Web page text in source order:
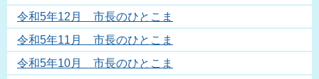
令和5年12月 市長のひとこま
令和5年11月 市長のひとこま
令和5年10月 市長のひとこま